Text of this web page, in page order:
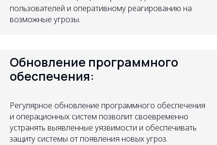
пользователей и оперативному реагированию на
возможные угрозы.
Обновление программного
обеспечения:
Регулярное обновление программного обеспечения
и операционных систем позволит своевременно
устранять выявленные уязвимости и обеспечивать
защиту системы от появления новых угроз.